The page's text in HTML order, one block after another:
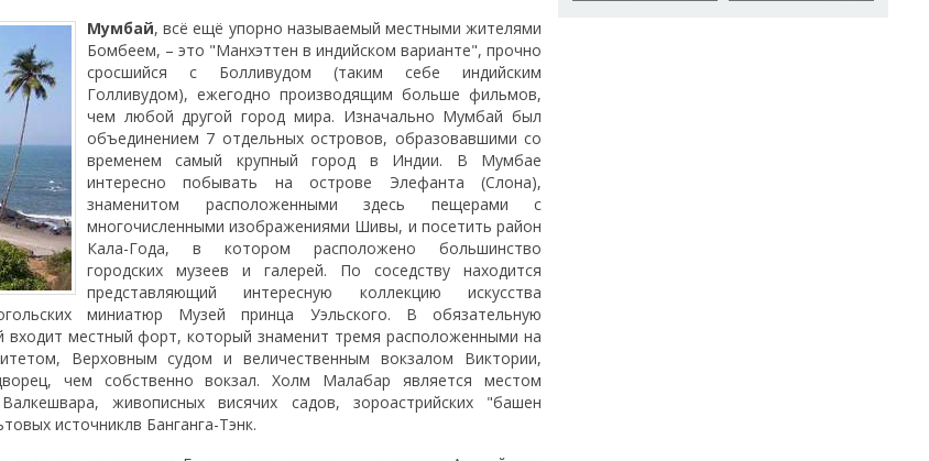
Мумбай, всё ещё упорно называемый местными жителями
Бомбеем, – это "Манхэттен в индийском варианте", прочно
сросшийся с Болливудом (таким себе индийским
Голливудом), ежегодно производящим больше фильмов,
чем любой другой город мира. Изначально Мумбай был
объединением 7 отдельных островов, образовавшими со
временем самый крупный город в Индии. В Мумбае
интересно побывать на острове Элефанта (Слона),
знаменитом расположенными здесь пещерами с
многочисленными изображениями Шивы, и посетить район
Кала-Года, в котором расположено большинство
городских музеев и галерей. По соседству находится
представляющий интересную коллекцию искусства
миниатюр Музей принца Уэльского. В обязательную
входит местный форт, который знаменит тремя расположенными на
Верховным судом и величественным вокзалом Виктории,
чем собственно вокзал. Холм Малабар является местом
живописных висячих садов, зороастрийских "башен
источниклв Банганга-Тэнк.